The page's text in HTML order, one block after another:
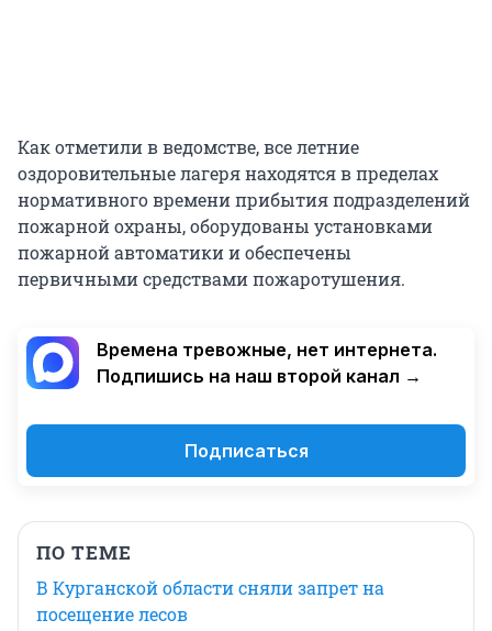
Как отметили в ведомстве, все летние
оздоровительные лагеря находятся в пределах
нормативного времени прибытия подразделений
пожарной охраны, оборудованы установками
пожарной автоматики и обеспечены
первичными средствами пожаротушения.
Времена тревожные, нет интернета.
Подпишись на наш второй канал →
Подписаться
ПО ТЕМЕ
В Курганской области сняли запрет на
посещение лесов